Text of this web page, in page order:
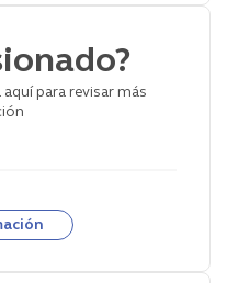
para revisar más